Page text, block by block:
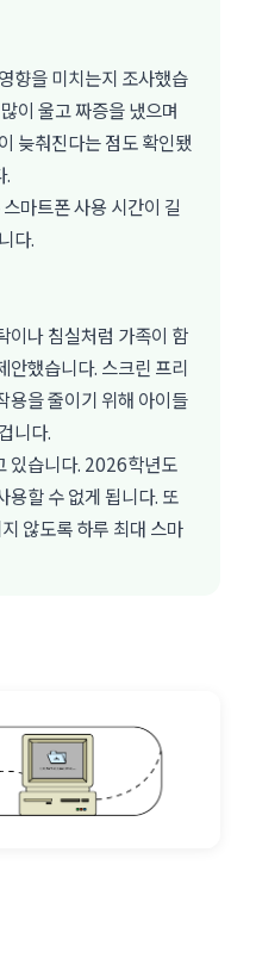
향을 미치는지 조사했습
이 울고 짜증을 냈으며
늦춰진다는 점도 확인됐
.
마트폰 사용 시간이 길
다.
이나 침실처럼 가족이 함
했습니다. 스크린 프리
용을 줄이기 위해 아이들
니다.
있습니다. 2026학년도
할 수 없게 됩니다. 또
않도록 하루 최대 스마